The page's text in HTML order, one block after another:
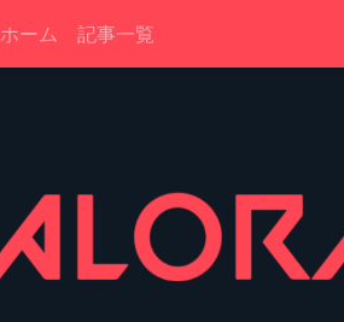
ホーム 記事一覧